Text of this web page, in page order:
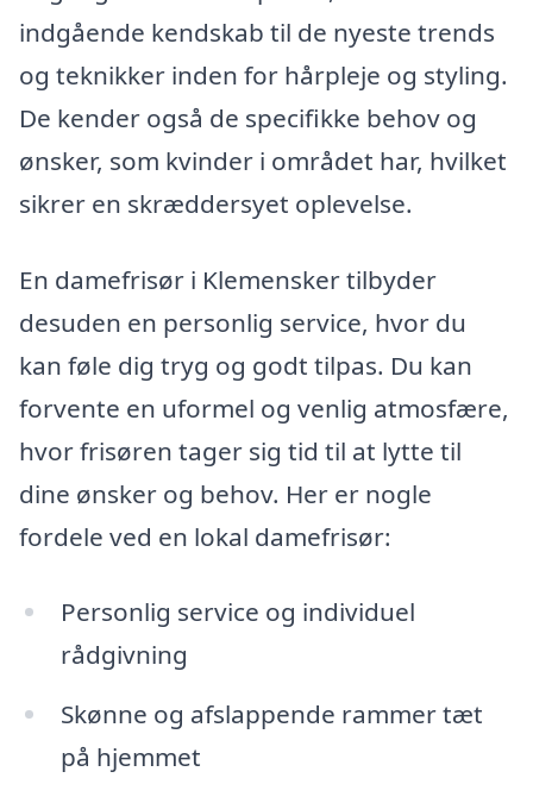
indgående kendskab til de nyeste trends
og teknikker inden for hårpleje og styling.
De kender også de specifikke behov og
ønsker, som kvinder i området har, hvilket
sikrer en skræddersyet oplevelse.
En damefrisør i Klemensker tilbyder
desuden en personlig service, hvor du
kan føle dig tryg og godt tilpas. Du kan
forvente en uformel og venlig atmosfære,
hvor frisøren tager sig tid til at lytte til
dine ønsker og behov. Her er nogle
fordele ved en lokal damefrisør:
Personlig service og individuel
rådgivning
Skønne og afslappende rammer tæt
på hjemmet